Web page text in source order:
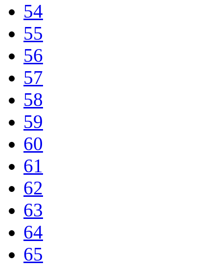
54
55
56
57
58
59
60
61
62
63
64
65